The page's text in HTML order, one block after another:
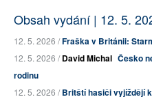
Obsah vydání | 12. 5.
12. 5. 2026 /Fraška v Británii:
12. 5. 2026 /David Michal Česko
rodinu
12. 5. 2026 /Britští hasiči vyjíždějí